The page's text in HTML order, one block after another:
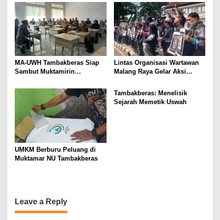
Alumni
MA-UWH Tambakberas Siap
Sambut Muktamirin
Lintas Organisasi Wartawan
Malang Raya Gelar Aksi
Ireng”
UMKM Berburu Peluang di
Muktamar NU Tambakberas
Tambakberas: Menelisik
Sejarah Memetik Uswah
Leave a Reply